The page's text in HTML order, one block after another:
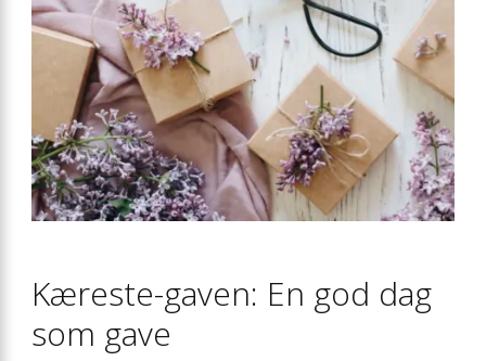
Kæreste-gaven: En god dag
som gave